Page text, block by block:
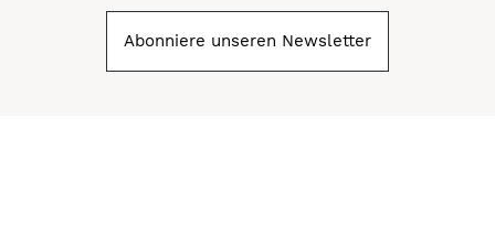
Abonniere unseren Newsletter